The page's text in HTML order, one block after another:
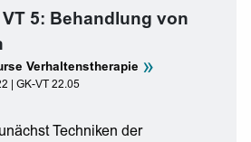
5: Behandlung von
Verhaltenstherapie »
| GK-VT 22.05
Techniken der